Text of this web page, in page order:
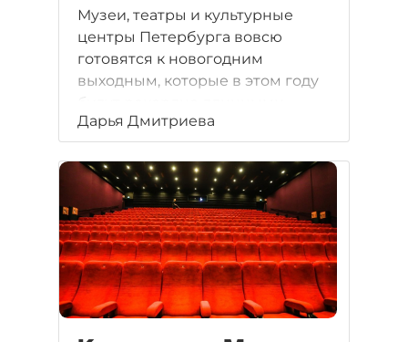
Музеи, театры и культурные
центры Петербурга вовсю
готовятся к новогодним
выходным, которые в этом году
Посетителей снова ждут
огромные очереди и дорогие
билеты. Которые, впрочем,
на некоторые события уже
почти раскуплены.
Дарья Дмитриева